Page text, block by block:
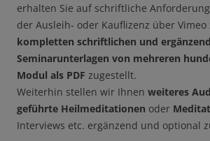
erhalten Sie auf schriftliche
der Ausleih- oder Kauflizenz über Vimeo
kompletten schriftlichen und
Seminarunterlagen von mehreren
Modul als PDF zugestellt.
Weiterhin stellen wir Ihnen weiteres
geführte Heilmeditationen oder
Interviews etc. ergänzend und optional